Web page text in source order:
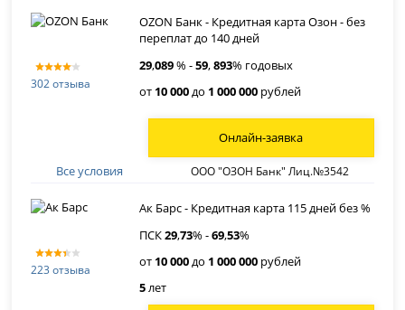
302 отзыва
OZON Банк - Кредитная карта Озон - без
переплат до 140 дней
29,089% -59,893% годовых
от 10 000до 1 000 000 рублей
Все условия ООО "ОЗОН Банк" Лиц.№3542
Онлайн-заявка
223 отзыва
Ак Барс - Кредитная карта 115 дней без %
ПСК29,73% -69,53%
от 10 000до 1 000 000 рублей
5 лет